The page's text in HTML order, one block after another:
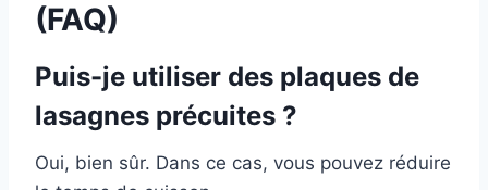
(FAQ)
Puis-je utiliser des plaques de
lasagnes précuites ?
Oui, bien sûr. Dans ce cas, vous pouvez réduire